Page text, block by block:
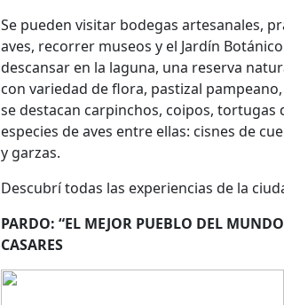
Se pueden visitar bodegas artesanales,
aves, recorrer museos y el Jardín
descansar en la laguna, una reserva
con variedad de flora, pastizal
se destacan carpinchos, coipos, tortugas
especies de aves entre ellas: cisnes de
y garzas.
Descubrí todas las experiencias de la
PARDO: “EL MEJOR PUEBLO DEL
CASARES